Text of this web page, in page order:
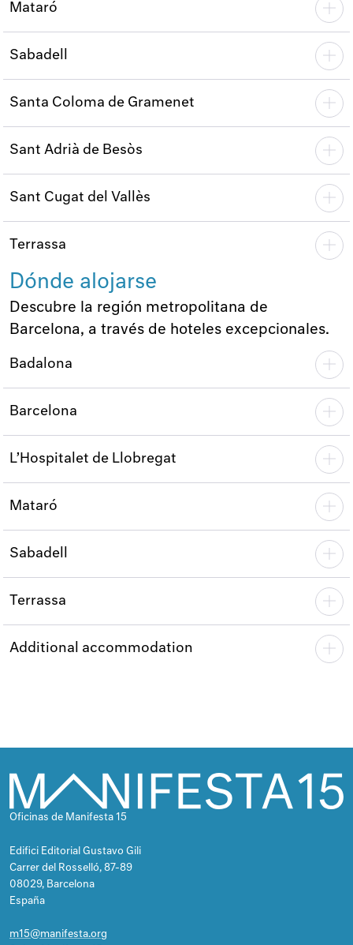
Mataró
Sabadell
Santa Coloma de Gramenet
Sant Adrià de Besòs
Sant Cugat del Vallès
Terrassa
Dónde alojarse
Descubre la región metropolitana de
Barcelona, a través de hoteles excepcionales.
Badalona
Barcelona
L’Hospitalet de Llobregat
Mataró
Sabadell
Terrassa
Additional accommodation
Oficinas de Manifesta 15
Edifici Editorial Gustavo Gili
Carrer del Rosselló, 87-89
08029, Barcelona
España
m15@manifesta.org